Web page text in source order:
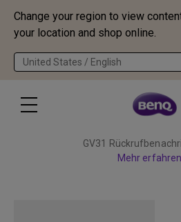
Change your region to view
your location and shop online.
United States / English
GV31
Mehr erfahren